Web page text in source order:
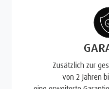
Zusätzlich zur
von 2 Jahren